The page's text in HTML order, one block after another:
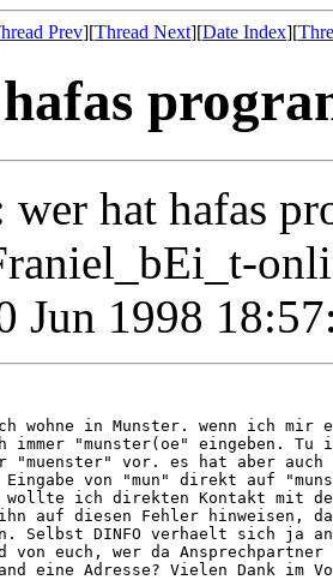
Prev][Thread Next][Date Index][
wer hat hafas
Jun 1998
wohne in Munster. wenn ich
immer "munster(oe" eingeben.
"muenster" vor. es hat aber
Eingabe von "mun" direkt auf
wollte ich direkten Kontakt mit
ihn auf diesen Fehler
Selbst DINFO verhaelt sich ja
von euch, wer da
eine Adresse? Vielen Dank im